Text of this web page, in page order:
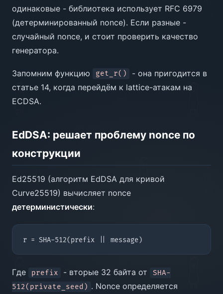
одинаковые - библиотека использует RFC 6979
(детерминированный nonce). Если разные -
случайный nonce, и стоит проверить качество
генератора.
Запомним функцию get_r()
- она пригодится в
статье 14, когда перейдём к lattice-атакам на
ECDSA.
EdDSA: решает проблему nonce по
конструкции
Ed25519 (алгоритм EdDSA для кривой
Curve25519) вычисляет nonce
детерминистически:
Где prefix - вторые 32 байта от
SHA-
512(private_seed) . Nonce определяется